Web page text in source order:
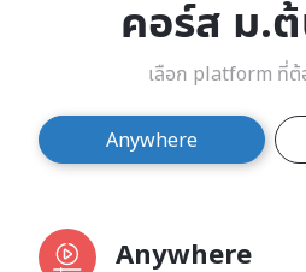
คอร์ส ม.
เลือก platform ที่ต้
Anywhere
Anywhere